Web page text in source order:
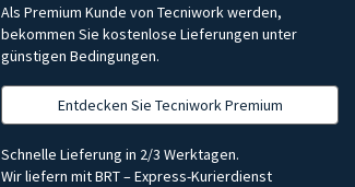
Als Premium Kunde von Tecniwork werden,
bekommen Sie kostenlose Lieferungen unter
günstigen Bedingungen.
Entdecken Sie Tecniwork Premium
Schnelle Lieferung in 2/3 Werktagen.
Wir liefern mit BRT – Express-Kurierdienst